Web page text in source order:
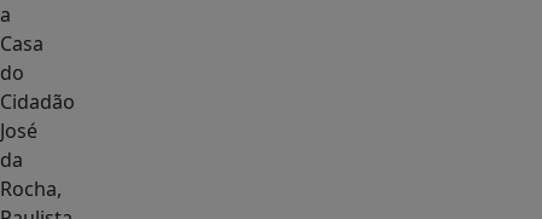
a
Casa
do
Cidadão
José
da
Rocha,